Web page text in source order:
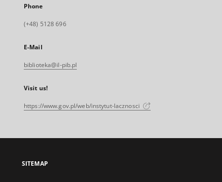
Phone
(+48) 5128 696
E-Mail
biblioteka@il-pib.pl
Visit us!
https://www.gov.pl/web/instytut-lacznosci
SITEMAP